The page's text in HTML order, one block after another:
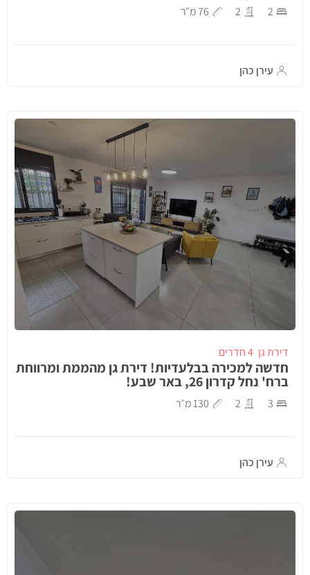
2
2 76 מ״ר
עירן כהן
דירת גן 4 חדרים
חדשה למכירה בבלעדיות! דירת גן מהממת ומרווחת
ברח' נחל קדרון 26, באר שבע!
3
2 130 מ״ר
עירן כהן